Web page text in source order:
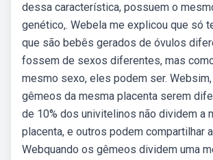
dessa característica, possuem o
genético,. Webela me explicou que só
que são bebês gerados de óvulos
fossem de sexos diferentes, mas
mesmo sexo, eles podem ser.
gêmeos da mesma placenta serem
de 10% dos univitelinos não dividem a
placenta, e outros podem compartilhar
Webquando os gêmeos dividem uma